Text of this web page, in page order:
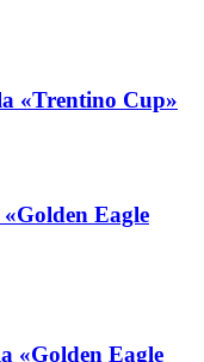
«Trentino Cup»
Eagle
«Golden Eagle